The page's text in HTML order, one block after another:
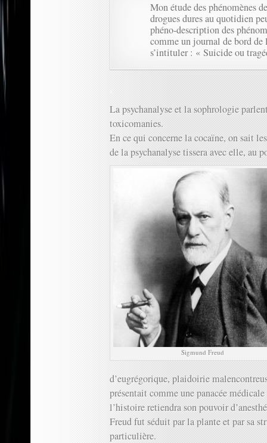
Mon étude des phénomènes
drogues dures au quotidien
phéno-description des
comme un journal de bord
s’intituler : « Suicide ou
La psychanalyse et la sophrologie
toxicomanies.
En ce qui concerne la cocaïne, on sait
de la psychanalyse tissera avec elle, au
Sigmund Freud
d’eugrégorique, plaidoirie
présentait comme une panacée
l’histoire retiendra son pouvoir
Freud fut séduit par la plante et par sa
particulière.